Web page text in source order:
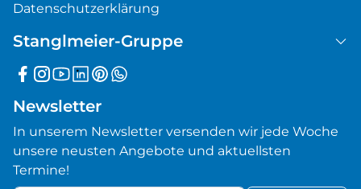
Datenschutzerklärung
Stanglmeier-Gruppe
Newsletter
In unserem Newsletter versenden wir jede Woche
unsere neusten Angebote und aktuellsten
Termine!